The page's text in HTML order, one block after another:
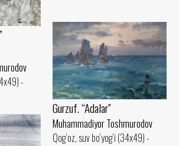
-
Gurzuf. “Adalar”
Muhammadiyor Toshmurodov
Qog‘oz, suv bo‘yog‘i (34x49) -